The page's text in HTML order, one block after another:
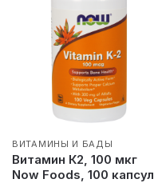
ВИТАМИНЫ И БАДЫ
Витамин К2, 100 мкг
Now Foods, 100 капсул